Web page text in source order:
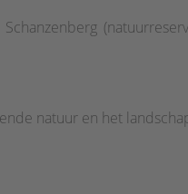
natuur en het